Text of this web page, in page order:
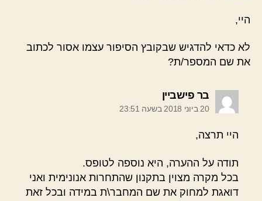
היי,
לא כדאי להדגיש שבקובץ הסיפור עצמו אסור לכתוב
את שם המספר/ת?
בר פישביין
20 ביוני 2018 בשעה 23:51
היי תרצה,
תודה על ההערה, היא נוספה לטופס.
בכל מקרה מצוין בתקנון שהתחרות אנונימית ואני
דואגת למחוק את שם המחבר\ת במידה ובכל זאת